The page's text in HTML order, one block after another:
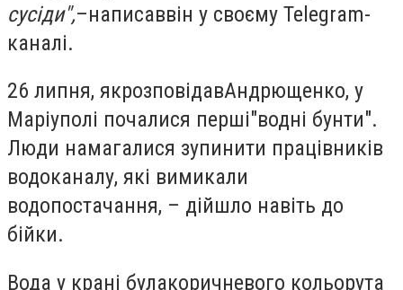
сусіди",–написаввін у своєму Telegram-
каналі.
26 липня, якрозповідавАндрющенко, у
Маріуполі почалися перші"водні бунти".
Люди намагалися зупинити працівників
водоканалу, які вимикали
водопостачання, – дійшло навіть до
бійки.
Вода у крані булакоричневого кольорута